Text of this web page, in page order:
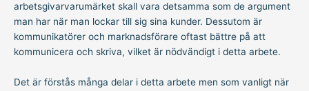
arbetsgivarvarumärket skall vara detsamma som de argument
man har när man lockar till sig sina kunder. Dessutom är
kommunikatörer och marknadsförare oftast bättre på att
kommunicera och skriva, vilket är nödvändigt i detta arbete.
Det är förstås många delar i detta arbete men som vanligt när